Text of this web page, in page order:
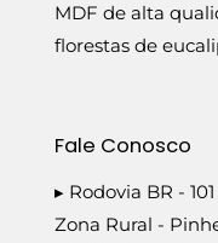
MDF de alta
florestas de
Fale Conosco
▸ Rodovia BR -
Zona Rural -